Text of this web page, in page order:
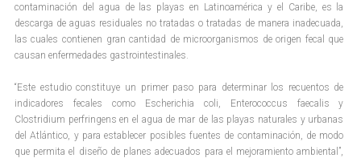
contaminación del agua de las playas en Latinoamérica y el Caribe, es la
descarga de aguas residuales no tratadas o tratadas de manera inadecuada,
las cuales contienen gran cantidad de microorganismos de origen fecal que
causan enfermedades gastrointestinales.
“Este estudio constituye un primer paso para determinar los recuentos de
indicadores fecales como Escherichia coli, Enterococcus faecalis y
Clostridium perfringens en el agua de mar de las playas naturales y urbanas
del Atlántico, y para establecer posibles fuentes de contaminación, de modo
que permita el diseño de planes adecuados para el mejoramiento ambiental”,